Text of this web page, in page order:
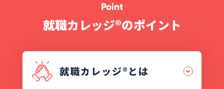
Point
就職カレッジ®のポイント
就職カレッジ®︎とは